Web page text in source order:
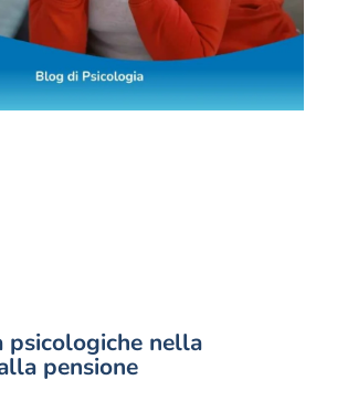
nella
pensione